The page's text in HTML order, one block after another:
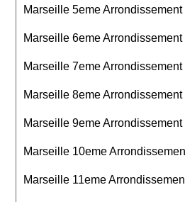
Marseille 5eme Arrondissement
Marseille 6eme Arrondissement
Marseille 7eme Arrondissement
Marseille 8eme Arrondissement
Marseille 9eme Arrondissement
Marseille 10eme
Marseille 11eme